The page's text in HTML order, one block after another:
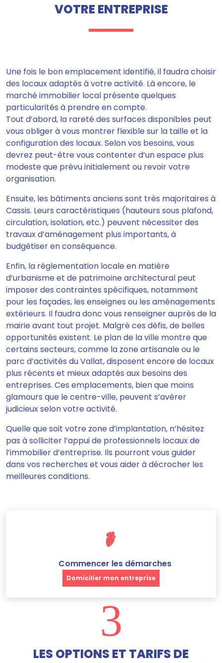
VOTRE ENTREPRISE
Une fois le bon emplacement identifié, il faudra choisir
des locaux adaptés à votre activité. Là encore, le
marché immobilier local présente quelques
particularités à prendre en compte.
Tout d’abord, la rareté des surfaces disponibles peut
vous obliger à vous montrer flexible sur la taille et la
configuration des locaux. Selon vos besoins, vous
devrez peut-être vous contenter d’un espace plus
modeste que prévu initialement ou revoir votre
organisation.
Ensuite, les bâtiments anciens sont très majoritaires à
Cassis. Leurs caractéristiques (hauteurs sous plafond,
circulation, isolation, etc.) peuvent nécessiter des
travaux d’aménagement plus importants, à
budgétiser en conséquence.
Enfin, la réglementation locale en matière
d’urbanisme et de patrimoine architectural peut
imposer des contraintes spécifiques, notamment
pour les façades, les enseignes ou les aménagements
extérieurs. Il faudra donc vous renseigner auprès de la
mairie avant tout projet. Malgré ces défis, de belles
opportunités existent. Le plan de la ville montre que
certains secteurs, comme la zone artisanale ou le
parc d’activités du Vallat, disposent encore de locaux
plus récents et mieux adaptés aux besoins des
entreprises. Ces emplacements, bien que moins
glamours que le centre-ville, peuvent s’avérer
judicieux selon votre activité.
Quelle que soit votre zone d’implantation, n’hésitez
pas à solliciter l’appui de professionnels locaux de
l’immobilier d’entreprise. Ils pourront vous guider
dans vos recherches et vous aider à décrocher les
meilleures conditions.
Commencer les démarches
Domicilier mon entreprise
3
LES OPTIONS ET TARIFS DE